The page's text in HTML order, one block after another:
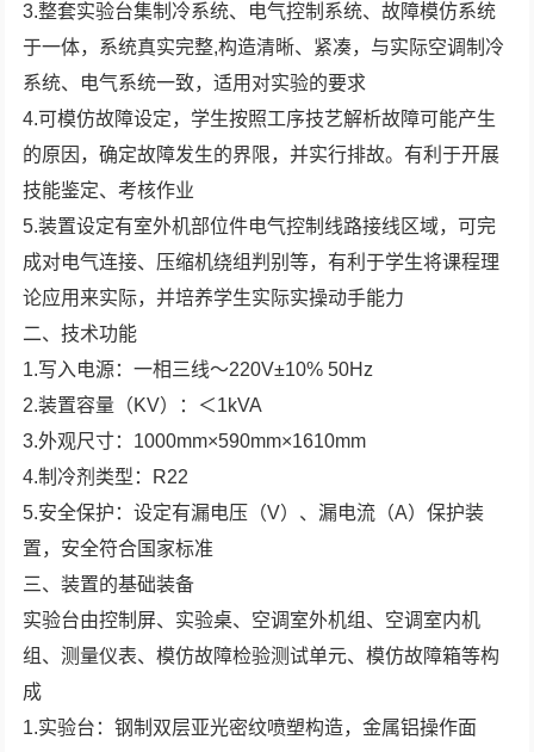
3.整套实验台集制冷系统、电气控制系统、故障模仿系统
于一体，系统真实完整,构造清晰、紧凑，与实际空调制冷
系统、电气系统一致，适用对实验的要求
4.可模仿故障设定，学生按照工序技艺解析故障可能产生
的原因，确定故障发生的界限，并实行排故。有利于开展
技能鉴定、考核作业
5.装置设定有室外机部位件电气控制线路接线区域，可完
成对电气连接、压缩机绕组判别等，有利于学生将课程理
论应用来实际，并培养学生实际实操动手能力
二、技术功能
1.写入电源：一相三线～220V±10% 50Hz
2.装置容量（KV）：＜1kVA
3.外观尺寸：1000mm×590mm×1610mm
4.制冷剂类型：R22
5.安全保护：设定有漏电压（V）、漏电流（A）保护装
置，安全符合国家标准
三、装置的基础装备
实验台由控制屏、实验桌、空调室外机组、空调室内机
组、测量仪表、模仿故障检验测试单元、模仿故障箱等构
成
1.实验台：钢制双层亚光密纹喷塑构造，金属铝操作面